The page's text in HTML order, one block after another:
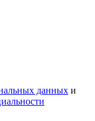
данных и